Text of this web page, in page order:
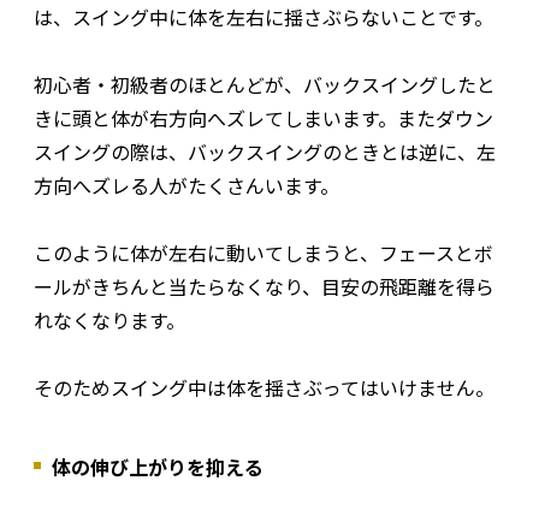
は、スイング中に体を左右に揺さぶらないことです。
初心者・初級者のほとんどが、バックスイングしたと
きに頭と体が右方向へズレてしまいます。またダウン
スイングの際は、バックスイングのときとは逆に、左
方向へズレる人がたくさんいます。
このように体が左右に動いてしまうと、フェースとボ
ールがきちんと当たらなくなり、目安の飛距離を得ら
れなくなります。
そのためスイング中は体を揺さぶってはいけません。
体の伸び上がりを抑える